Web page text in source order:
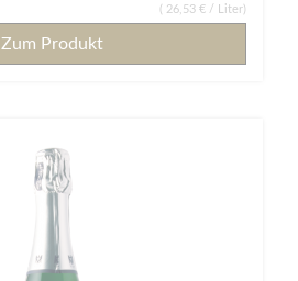
26,53 € / Liter)
Zum Produkt